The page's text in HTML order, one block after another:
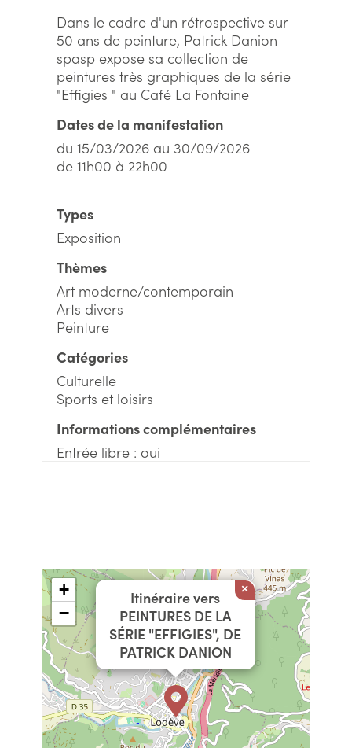
Dans le cadre d'un rétrospective sur
50 ans de peinture, Patrick Danion
spasp expose sa collection de
peintures très graphiques de la série
"Effigies " au Café La Fontaine
Dates de la manifestation
du 15/03/2026 au 30/09/2026
de 11h00 à 22h00
Types
Exposition
Thèmes
Art moderne/contemporain
Arts divers
Peinture
Catégories
Culturelle
Sports et loisirs
Informations complémentaires
Entrée libre : oui
Itinéraire vers
PEINTURES DE LA
SÉRIE "EFFIGIES", DE
PATRICK DANION
×
+
−